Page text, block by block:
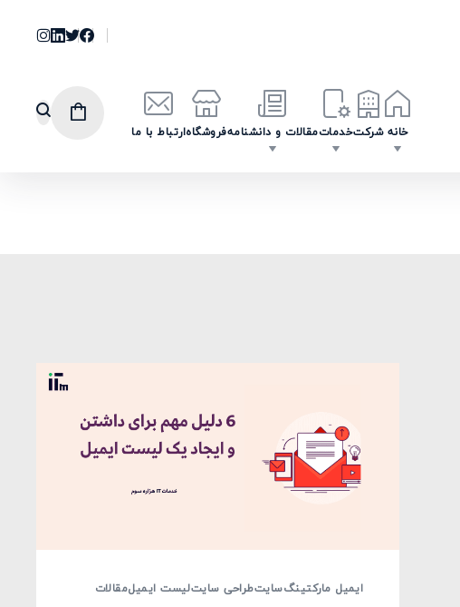
خانه شرکتخدماتمقالات و دانشنامهفروشگاهارتباط با ما
ایمیل مارکتینگسایتطراحی سایتلیست ایمیلمقالات